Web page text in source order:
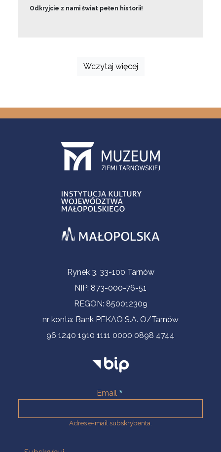
Odkryjcie z nami świat pełen historii!
Wczytaj więcej
Informacje kontaktoweRynek 3, 33-100 Tarnów
NIP: 873-000-76-51
REGON: 850012309
nr konta: Bank PEKAO S.A. O/Tarnów
96 1240 1910 1111 0000 0898 4744
Email
Adres e-mail subskrybenta.